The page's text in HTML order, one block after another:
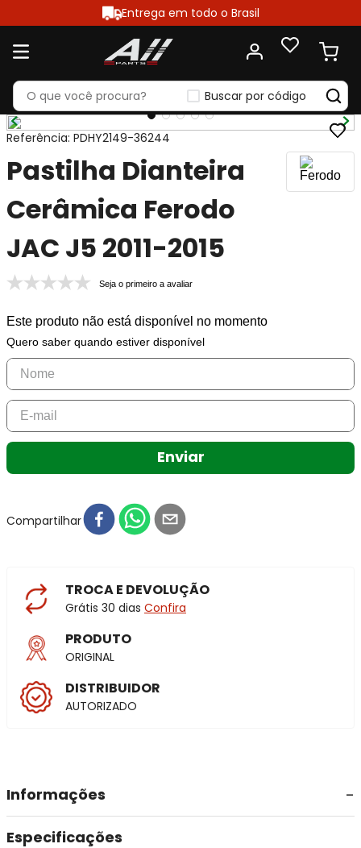
Entrega em todo o Brasil
Buscar por código
Referência: PDHY2149-36244
Pastilha Dianteira
Cerâmica Ferodo
JAC J5 2011-2015
Seja o primeiro a avaliar
Este produto não está disponível no momento
Quero saber quando estiver disponível
Enviar
Compartilhar
TROCA E DEVOLUÇÃO
Grátis 30 dias Confira
PRODUTO
ORIGINAL
DISTRIBUIDOR
AUTORIZADO
Informações
Especificações